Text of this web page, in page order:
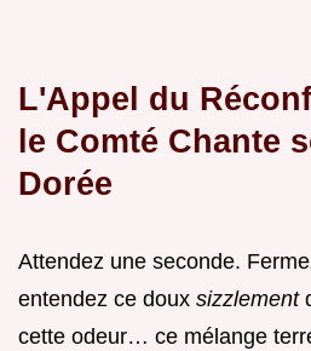
L'Appel du
le Comté Chante
Dorée
Attendez une seconde.
entendez ce doux sizzlement
cette odeur… ce mélange